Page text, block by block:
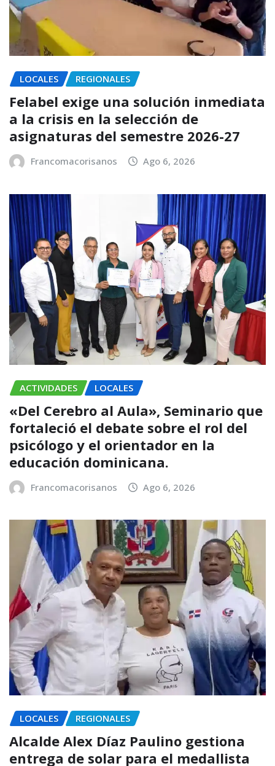
LOCALES REGIONALES
Felabel exige una solución inmediata
a la crisis en la selección de
asignaturas del semestre 2026-27
Francomacorisanos Ago 6, 2026
ACTIVIDADES LOCALES
«Del Cerebro al Aula», Seminario que
fortaleció el debate sobre el rol del
psicólogo y el orientador en la
educación dominicana.
Francomacorisanos Ago 6, 2026
LOCALES REGIONALES
Alcalde Alex Díaz Paulino gestiona
entrega de solar para el medallista